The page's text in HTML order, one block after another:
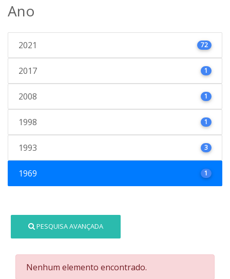
Ano
2021 72
2017 1
2008 1
1998 1
1993 3
1969 1
PESQUISA AVANÇADA
Nenhum elemento encontrado.